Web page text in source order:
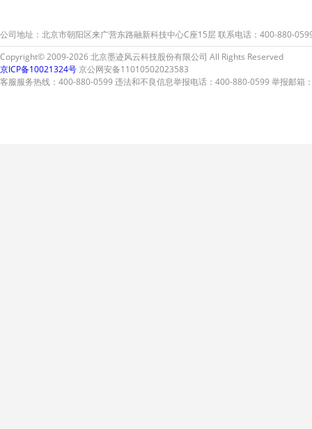
公司地址：北京市朝阳区来广营东路融新科技中心C座15层 联系电话：400-880-
Copyright© 2009-2026 北京墨迹风云科技股份有限公司 All Rights Reserved
京ICP备10021324号京公网安备11010502023583
客服服务热线：400-880-0599 违法和不良信息举报电话：400-880-0599 举报邮箱